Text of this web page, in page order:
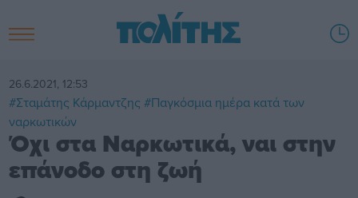
26.6.2021, 12:53
#Σταμάτης Κάρμαντζης #Παγκόσμια ημέρα κατά των
ναρκωτικών
Όχι στα Ναρκωτικά, ναι στην
επάνοδο στη ζωή